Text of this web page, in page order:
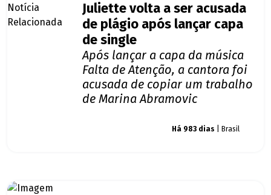
Juliette volta a ser acusada
de plágio após lançar capa
de single
Após lançar a capa da música
Falta de Atenção, a cantora foi
acusada de copiar um trabalho
de Marina Abramovic
Há 983 dias | Brasil